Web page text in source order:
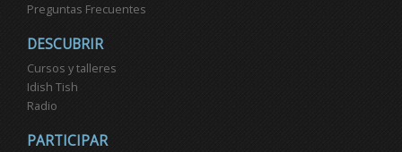
Preguntas Frecuentes
DESCUBRIR
Cursos y talleres
Idish Tish
Radio
PARTICIPAR